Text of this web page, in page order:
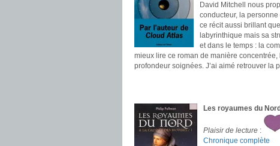
David Mitchell nous
conducteur, la
ce récit aussi brillant
labyrinthique mais sa
et dans le temps : la
mieux lire ce roman de manière
profondeur soignées. J’ai aimé retrouver la
Les royaumes du
Plaisir de lecture :
Chronique complète